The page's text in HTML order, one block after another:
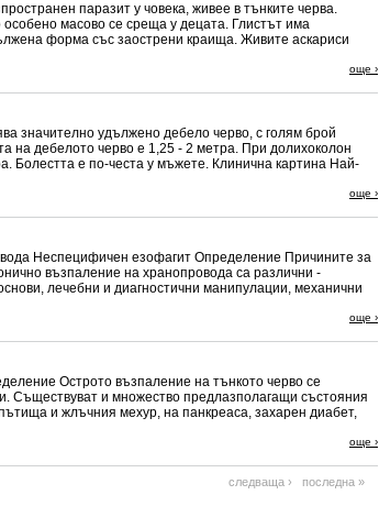
паразит у човека, живее в тънките черва.
особено масово се среща у децата. Глистът има
форма със заострени краища. Живите аскариси
още ›
значително удължено дебело черво, с голям брой
на дебелото черво е 1,25 - 2 метра. При долихоколон
Болестта е по-честа у мъжете. Клинична картина Най-
още ›
Неспецифичен езофагит Определение Причините за
възпаление на хранопровода са различни -
лечебни и диагностични манипулации, механични
още ›
Острото възпаление на тънкото черво се
Съществуват и множество предлазполагащи състояния
и жлъчния мехур, на панкреаса, захарен диабет,
още ›
следваща › последна »